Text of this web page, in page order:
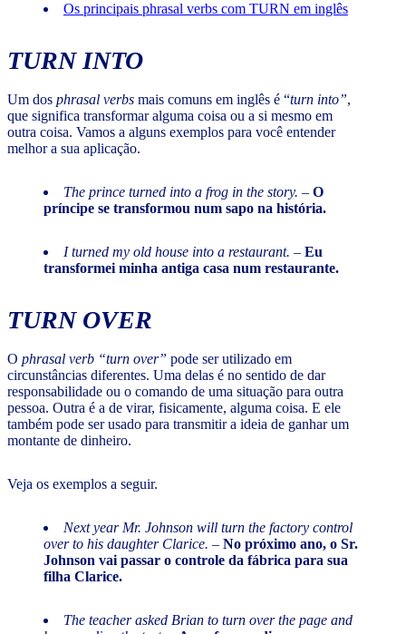
Os principais phrasal verbs com TURN em inglês
TURN INTO
Um dos phrasal verbs mais comuns em inglês é “turn into”,
que significa transformar alguma coisa ou a si mesmo em
outra coisa. Vamos a alguns exemplos para você entender
melhor a sua aplicação.
The prince turned into a frog in the story. – O
príncipe se transformou num sapo na história.
I turned my old house into a restaurant. – Eu
transformei minha antiga casa num restaurante.
TURN OVER
O phrasal verb “turn over” pode ser utilizado em
circunstâncias diferentes. Uma delas é no sentido de dar
responsabilidade ou o comando de uma situação para outra
pessoa. Outra é a de virar, fisicamente, alguma coisa. E ele
também pode ser usado para transmitir a ideia de ganhar um
montante de dinheiro.
Veja os exemplos a seguir.
Next year Mr. Johnson will turn the factory control
over to his daughter Clarice. – No próximo ano, o Sr.
Johnson vai passar o controle da fábrica para sua
filha Clarice.
The teacher asked Brian to turn over the page and